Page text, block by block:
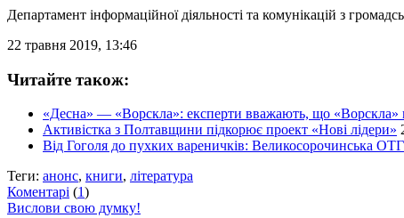
Департамент інформаційної діяльності та комунікацій з
22 травня 2019, 13:46
Читайте також:
«Десна» — «Ворскла»: експерти вважають, що «Ворскла»
Активістка з Полтавщини підкорює проект «Нові лідери»
Від Гоголя до пухких вареничків: Великосорочинська
Теги: анонс, книги, література
Коментарі (1)
Вислови свою думку!